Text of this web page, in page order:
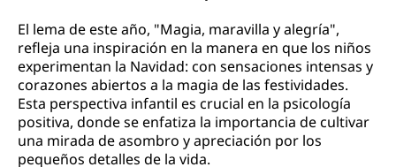
El lema de este año, "Magia, maravilla y alegría",
refleja una inspiración en la manera en que los niños
experimentan la Navidad: con sensaciones intensas y
corazones abiertos a la magia de las festividades.
Esta perspectiva infantil es crucial en la psicología
positiva, donde se enfatiza la importancia de cultivar
una mirada de asombro y apreciación por los
pequeños detalles de la vida.